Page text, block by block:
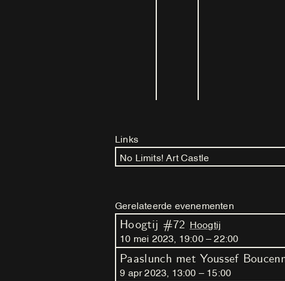
Links
No Limits! Art Castle
Gerelateerde evenementen
Hoogtij #72 Hoogtij
10 mei 2023 19:00–22 :00
Paaslunch met Youssef
9 apr 2023 13 :00 15 :00